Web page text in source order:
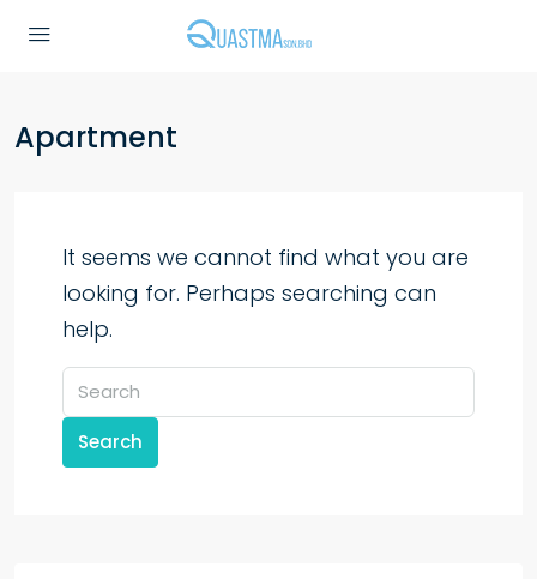
Apartment
It seems we cannot find what you are
looking for. Perhaps searching can
help.
Search